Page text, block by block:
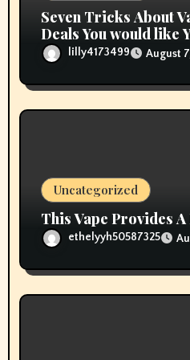
Seven Tricks About
Deals You would like
lilly4173499 August
Uncategorized
This Vape Provides
ethelyyh50587325